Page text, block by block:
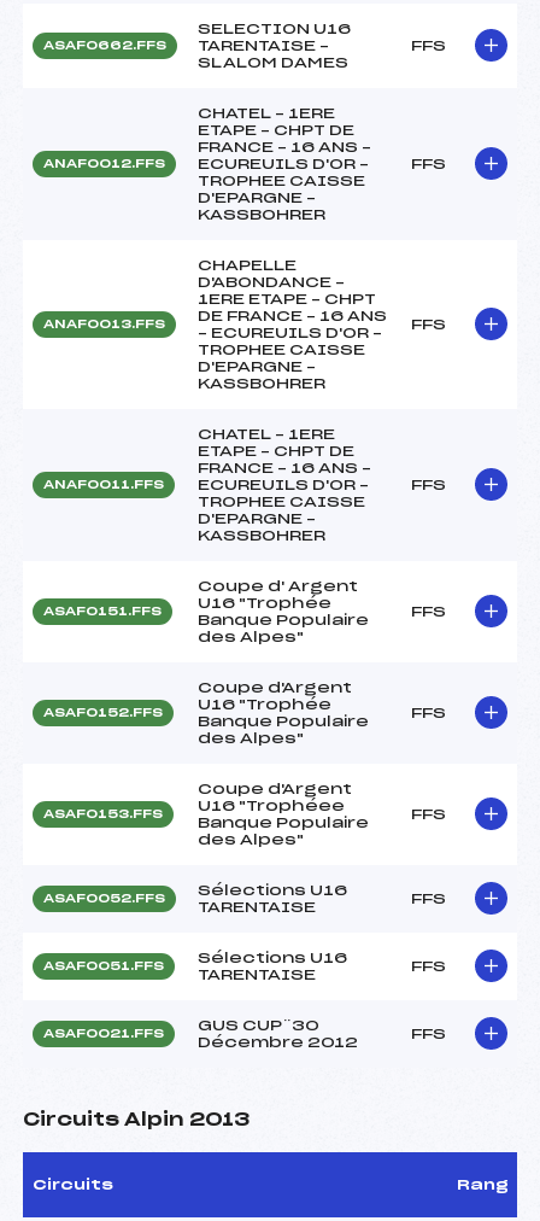
ASAF0662.FFS
SELECTION U16
TARENTAISE –
SLALOM DAMES
FFS
ANAF0012.FFS
CHATEL – 1ERE
ETAPE – CHPT DE
FRANCE – 16 ANS –
ECUREUILS D'OR –
TROPHEE CAISSE
D'EPARGNE –
KASSBOHRER
FFS
ANAF0013.FFS
CHAPELLE
D'ABONDANCE –
1ERE ETAPE – CHPT
DE FRANCE – 16 ANS
– ECUREUILS D'OR –
TROPHEE CAISSE
D'EPARGNE –
KASSBOHRER
FFS
ANAF0011.FFS
CHATEL – 1ERE
ETAPE – CHPT DE
FRANCE – 16 ANS –
ECUREUILS D'OR –
TROPHEE CAISSE
D'EPARGNE –
KASSBOHRER
FFS
ASAF0151.FFS
Coupe d' Argent
U16 "Trophée
Banque Populaire
des Alpes"
FFS
ASAF0152.FFS
Coupe d'Argent
U16 "Trophée
Banque Populaire
des Alpes"
FFS
ASAF0153.FFS
Coupe d'Argent
U16 "Trophéee
Banque Populaire
des Alpes"
FFS
ASAF0052.FFS
Sélections U16
TARENTAISE
FFS
ASAF0051.FFS
Sélections U16
TARENTAISE
FFS
ASAF0021.FFS
GUS CUP¨30
Décembre 2012
FFS
Circuits Alpin 2013
Circuits Rang